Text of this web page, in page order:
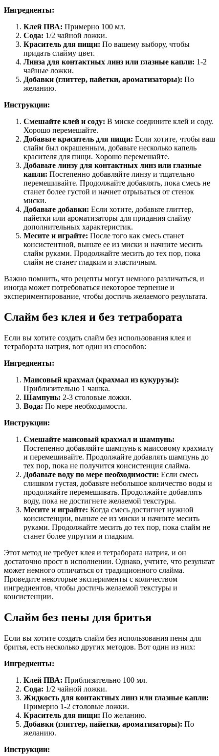
Ингредиенты:
Клей ПВА: Примерно 100 мл.
Сода: 1/2 чайной ложки.
Краситель для пищи: По вашему выбору, чтобы
придать слайму цвет.
Линза для контактных линз или глазные капли: 1-2
чайные ложки.
Добавки (глиттер, пайетки, ароматизаторы): По
желанию.
Инструкции:
Смешайте клей и соду: В миске соедините клей и соду.
Хорошо перемешайте.
Добавьте краситель для пищи: Если хотите, чтобы ваш
слайм был окрашенным, добавьте несколько капель
красителя для пищи. Хорошо перемешайте.
Добавьте линзу для контактных линз или глазные
капли: Постепенно добавляйте линзу и тщательно
перемешивайте. Продолжайте добавлять, пока смесь не
станет более густой и начнет отрываться от стенок
миски.
Добавьте добавки: Если хотите, добавьте глиттер,
пайетки или ароматизаторы для придания слайму
дополнительных характеристик.
Месите и играйте: После того как смесь станет
консистентной, выньте ее из миски и начните месить
слайм руками. Продолжайте месить до тех пор, пока
слайм не станет гладким и эластичным.
Важно помнить, что рецепты могут немного различаться, и
иногда может потребоваться некоторое терпение и
экспериментирование, чтобы достичь желаемого результата.
Слайм без клея и без тетрабората
Если вы хотите создать слайм без использования клея и
тетрабората натрия, вот один из способов:
Ингредиенты:
Маисовый крахмал (крахмал из кукурузы):
Приблизительно 1 чашка.
Шампунь: 2-3 столовые ложки.
Вода: По мере необходимости.
Инструкции:
Смешайте маисовый крахмал и шампунь:
Постепенно добавляйте шампунь к маисовому крахмалу
и перемешивайте. Продолжайте добавлять шампунь до
тех пор, пока не получится консистенция слайма.
Добавьте воду по мере необходимости: Если смесь
слишком густая, добавьте небольшое количество воды и
продолжайте перемешивать. Продолжайте добавлять
воду, пока не достигнете желаемой текстуры.
Месите и играйте: Когда смесь достигнет нужной
консистенции, выньте ее из миски и начните месить
руками. Продолжайте месить до тех пор, пока слайм не
станет более упругим и гладким.
Этот метод не требует клея и тетрабората натрия, и он
достаточно прост в исполнении. Однако, учтите, что результат
может немного отличаться от традиционного слайма.
Проведите некоторые эксперименты с количеством
ингредиентов, чтобы достичь желаемой текстуры и
консистенции.
Слайм без пены для бритья
Если вы хотите создать слайм без использования пены для
бритья, есть несколько других методов. Вот один из них:
Ингредиенты:
Клей ПВА: Приблизительно 100 мл.
Сода: 1/2 чайной ложки.
Жидкость для контактных линз или глазные капли:
Примерно 1-2 столовые ложки.
Краситель для пищи: По желанию.
Добавки (глиттер, пайетки, ароматизаторы): По
желанию.
Инструкции: